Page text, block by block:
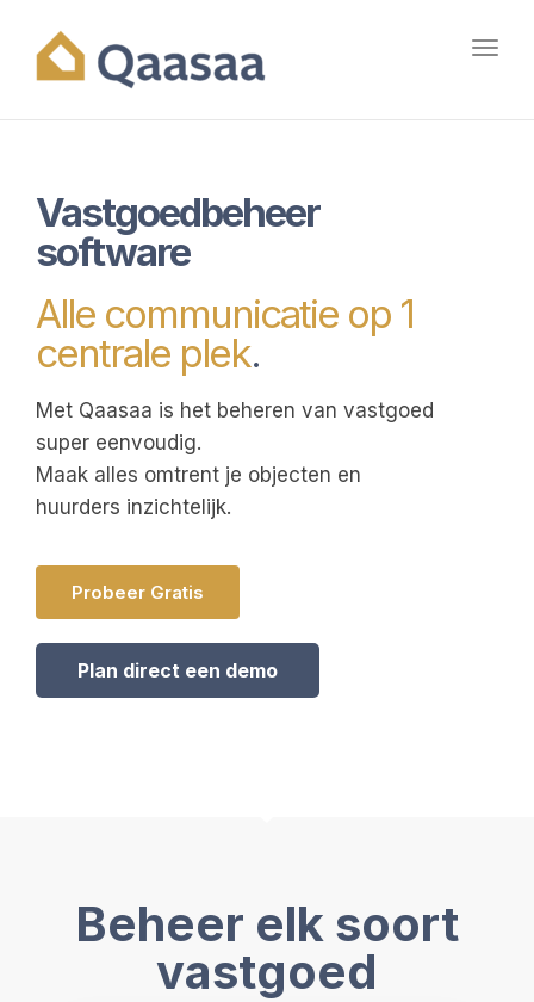
Vastgoedbeheer
software
Alle communicatie op 1
centrale plek.
Met Qaasaa is het beheren van vastgoed
super eenvoudig.
Maak alles omtrent je objecten en
huurders inzichtelijk.
Probeer Gratis
Plan direct een demo
Beheer elk soort
vastgoed